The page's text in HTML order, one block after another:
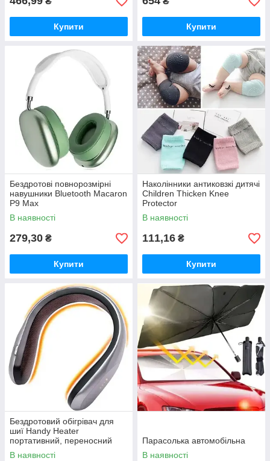
Купити Купити
Бездротові повнорозмірні
навушники Bluetooth Macaron
P9 Max
В наявності
279,30 ₴
Купити
Наколінники антиковзкі дитячі
Children Thicken Knee
Protector
В наявності
111,16 ₴
Купити
Бездротовий обігрівач для
шиї Handy Heater
портативний, переносний
обігрівач для шиї
В наявності
Парасолька автомобільна
В наявності